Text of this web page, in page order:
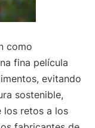
como
fina película
evitando
sostenible,
los retos a los